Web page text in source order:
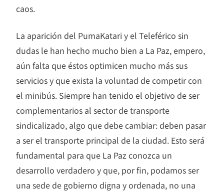
caos.
La aparición del PumaKatari y el Teleférico sin
dudas le han hecho mucho bien a La Paz, empero,
aún falta que éstos optimicen mucho más sus
servicios y que exista la voluntad de competir con
el minibús. Siempre han tenido el objetivo de ser
complementarios al sector de transporte
sindicalizado, algo que debe cambiar: deben pasar
a ser el transporte principal de la ciudad. Esto será
fundamental para que La Paz conozca un
desarrollo verdadero y que, por fin, podamos ser
una sede de gobierno digna y ordenada, no una